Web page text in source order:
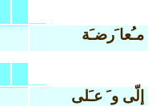
مـُعا َرضـَة
إلّى و َ عـَلى